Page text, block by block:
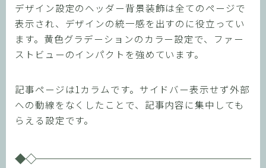
デザイン設定のヘッダー背景装飾は全てのページで
表示され、デザインの統一感を出すのに役立ってい
ます。黄色グラデーションのカラー設定で、ファー
ストビューのインパクトを強めています。
記事ページは1カラムです。サイドバー表示せず外部
への動線をなくしたことで、記事内容に集中しても
らえる設定です。